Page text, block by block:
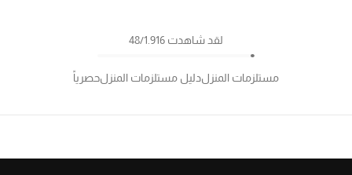
لقد شاهدت 48/1.916
مستلزمات المنزلدليل مستلزمات المنزلحصرياً